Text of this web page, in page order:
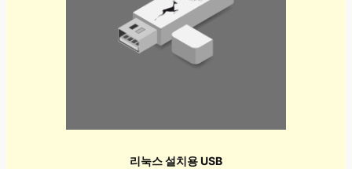
리눅스 설치용 USB